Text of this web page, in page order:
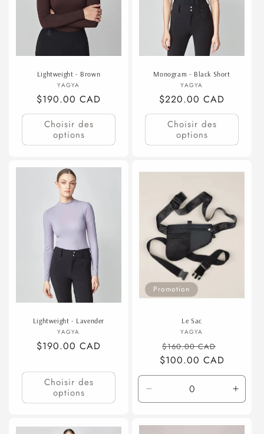
Lightweight - Brown
Fournisseur :
YAGYA
Prix
habituel
$190.00 CAD
Choisir des
options
Monogram - Black Short
Fournisseur :
YAGYA
Prix
habituel
$220.00 CAD
Choisir des
options
Lightweight - Lavender
Fournisseur :
YAGYA
Prix
$190.00 CAD
Choisir des
options
Promotion
Le Sac
Fournisseur :
YAGYA
Prix
habituel
$160.00 CAD
$100.00 CAD
la
la